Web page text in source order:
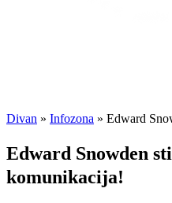
Divan » Infozona » Edward
Edward Snowden
komunikacija!